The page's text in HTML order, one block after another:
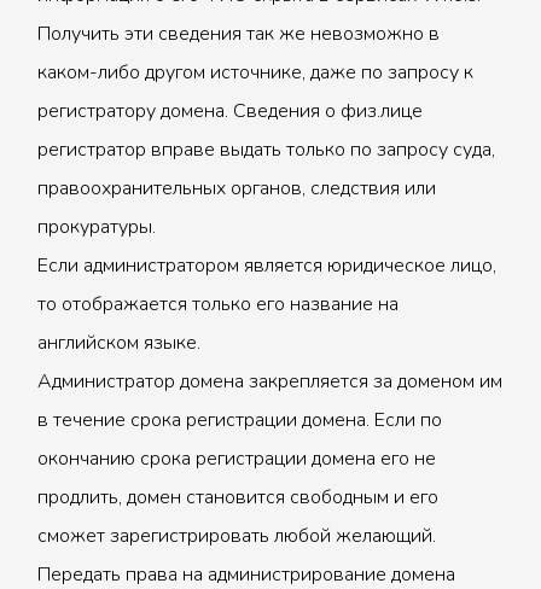
Получить эти сведения так же невозможно в
каком-либо другом источнике, даже по запросу к
регистратору домена. Сведения о физ.лице
регистратор вправе выдать только по запросу суда,
правоохранительных органов, следствия или
прокуратуры.
Если администратором является юридическое лицо,
то отображается только его название на
английском языке.
Администратор домена закрепляется за доменом им
в течение срока регистрации домена. Если по
окончанию срока регистрации домена его не
продлить, домен становится свободным и его
сможет зарегистрировать любой желающий.
Передать права на администрирование домена